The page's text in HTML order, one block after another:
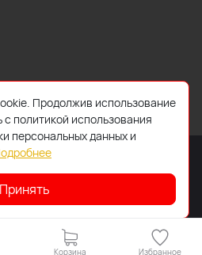
Работает наIDIGI
Корзина Избранное
Продолжив использование
политикой использования
персональных данных и
Принять